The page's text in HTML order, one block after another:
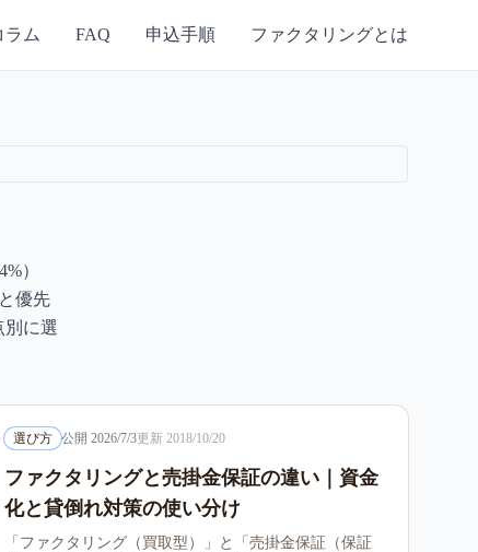
ラム FAQ 申込手順 ファクタリングとは
）
優先
別に選
選び方 公開 2026/7/3更新 2018/10/20
ファクタリングと売掛金保証の違い｜資金
化と貸倒れ対策の使い分け
「ファクタリング（買取型）」と「売掛金保証（保証